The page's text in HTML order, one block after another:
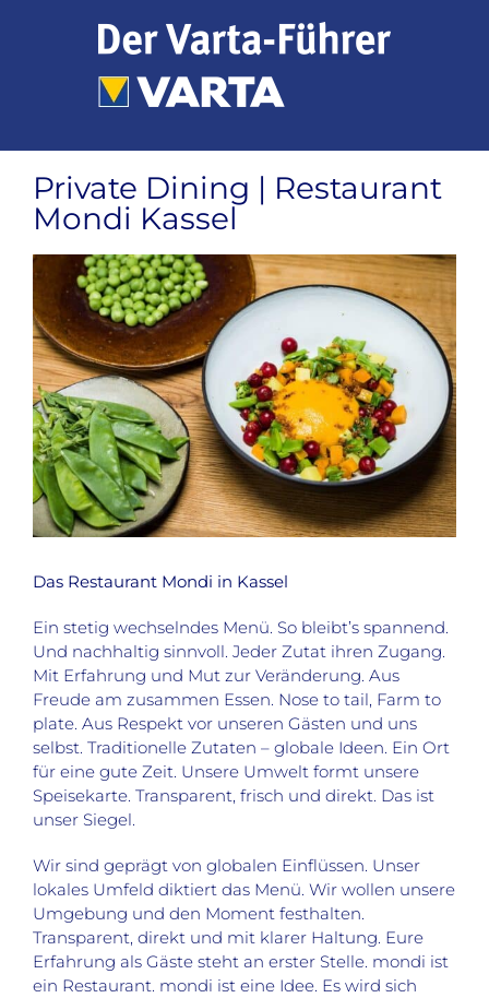
Private Dining | Restaurant
Mondi Kassel
Zeige
grösseres
Bild
Das Restaurant Mondi in Kassel
Ein stetig wechselndes Menü. So bleibt’s spannend.
Und nachhaltig sinnvoll. Jeder Zutat ihren Zugang.
Mit Erfahrung und Mut zur Veränderung. Aus
Freude am zusammen Essen. Nose to tail, Farm to
plate. Aus Respekt vor unseren Gästen und uns
selbst. Traditionelle Zutaten – globale Ideen. Ein Ort
für eine gute Zeit. Unsere Umwelt formt unsere
Speisekarte. Transparent, frisch und direkt. Das ist
unser Siegel.
Wir sind geprägt von globalen Einflüssen. Unser
lokales Umfeld diktiert das Menü. Wir wollen unsere
Umgebung und den Moment festhalten.
Transparent, direkt und mit klarer Haltung. Eure
Erfahrung als Gäste steht an erster Stelle. mondi ist
ein Restaurant. mondi ist eine Idee. Es wird sich